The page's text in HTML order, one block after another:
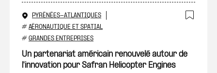
PYRÉNÉES-ATLANTIQUES
# AÉRONAUTIQUE ET SPATIAL
# GRANDES ENTREPRISES
Un partenariat américain renouvelé autour de
l'innovation pour Safran Helicopter Engines